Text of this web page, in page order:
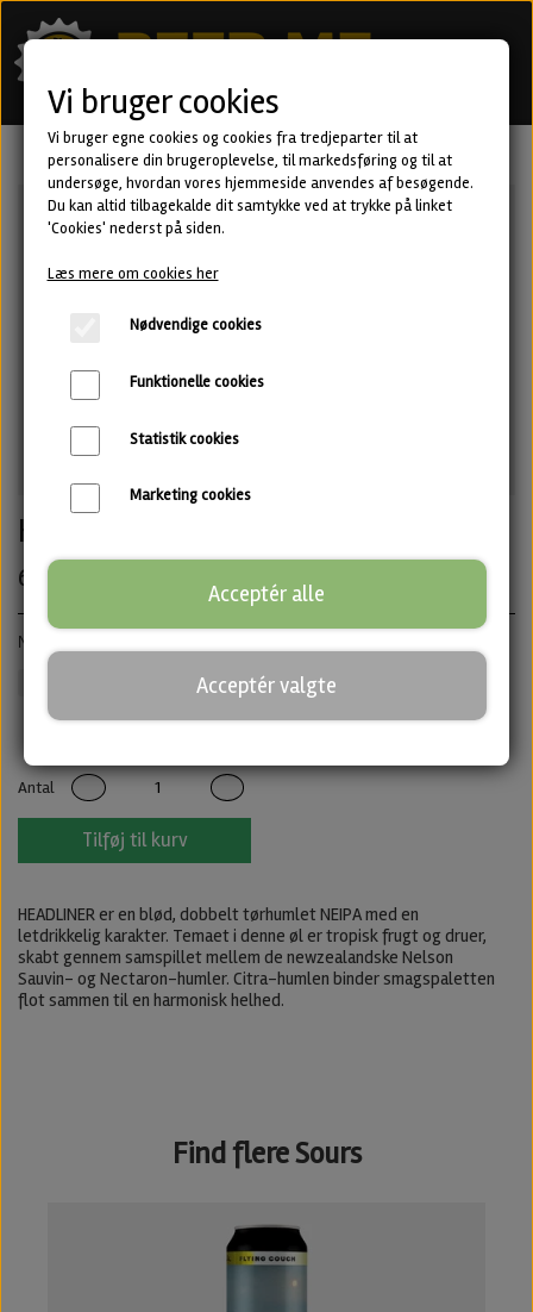
Headliner · New England IPA · LOST
60,00 kr.
New England IPA
Antal
Tilføj til kurv
HEADLINER er en blød, dobbelt tørhumlet NEIPA med en
letdrikkelig karakter. Temaet i denne øl er tropisk frugt og druer,
skabt gennem samspillet mellem de newzealandske Nelson
Sauvin- og Nectaron-humler. Citra-humlen binder smagspaletten
flot sammen til en harmonisk helhed.
Find flere Sours
Vi bruger cookies
Vi bruger egne cookies og cookies fra tredjeparter til at
personalisere din brugeroplevelse, til markedsføring og til at
undersøge, hvordan vores hjemmeside anvendes af besøgende.
Du kan altid tilbagekalde dit samtykke ved at trykke på linket
'Cookies' nederst på siden.
Læs mere om cookies her
Nødvendige cookies
Funktionelle cookies
Statistik cookies
Marketing cookies
Acceptér alle
Acceptér valgte